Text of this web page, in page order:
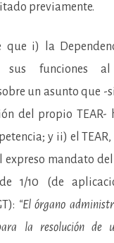
previamente.
que i) la
sus funciones al
un asunto que -
del propio TEAR-
y ii) el
expreso mandato
1/10 (de
“El órgano
la resolución de